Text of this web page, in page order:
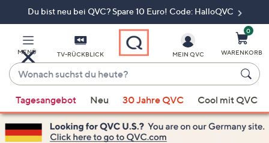
Du bist neu bei QVC? Spare 10 Euro! Code: HalloQVC
MENÜ TV-RÜCKBLICK
Wonach
suchst
du
heute?
Vorschläge
verfügbar
sind,
MEIN QVC
0
WARENKORB
Tagesangebot Neu 30 Jahre QVC Cool mit QVC